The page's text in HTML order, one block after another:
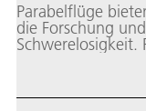
Parabelflüge
die Forschung
Schwerelosigkeit.
durchführen und